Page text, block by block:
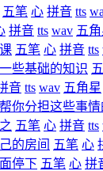
五笔 心 拼音 tts
拼音 tts wav 五
五笔 心 拼音 tts
些基础的知识
音 tts wav 五角星
你分担这些事情
五笔 心 拼音 tts
的房间 五笔 心
停下 五笔 心 拼